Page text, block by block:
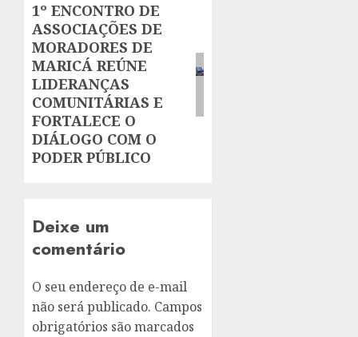
Next
post:
1º ENCONTRO DE
ASSOCIAÇÕES DE
MORADORES DE
MARICÁ REÚNE
LIDERANÇAS
COMUNITÁRIAS E
FORTALECE O
DIÁLOGO COM O
PODER PÚBLICO
Deixe um
comentário
O seu endereço de e-mail
não será publicado. Campos
obrigatórios são marcados